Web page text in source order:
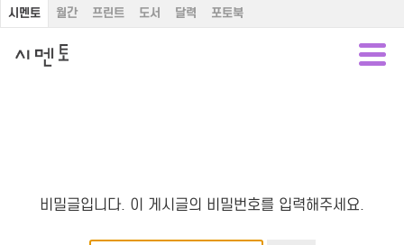
시멘토 월간 프린트 도서 달력 포토북
비밀글입니다. 이 게시글의 비밀번호를 입력해주세요.